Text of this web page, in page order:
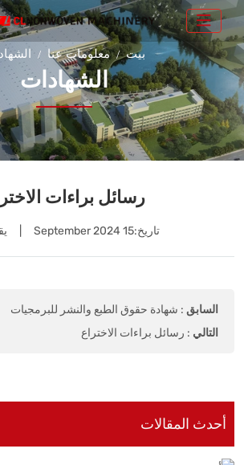
بيت معلومات عنا
الشهادات
رسائل براءات
تاريخ:15 September 2024
السابق : شهادة حقوق الطبع والنشر للبرمجيات
التالي : رسائل براءات الاختراع
أحدث المقالات